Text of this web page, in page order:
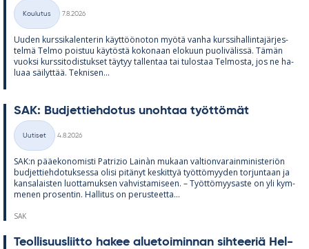
Kategoriat
Koulutus
7.8.2026
Uu­den kurs­si­ka­len­te­rin käyt­töö­no­ton myötä vanha kurs­si­hal­lin­ta­jär­jes­
telmä Telmo pois­tuu käy­töstä ko­ko­naan elo­kuun puo­li­vä­lissä. Tä­män
vuoksi kurs­si­to­dis­tuk­set täy­tyy tal­len­taa tai tu­los­taa Tel­mosta, jos ne ha­
luaa säi­lyt­tää. Tek­ni­sen...
SAK: Bud­jet­tieh­do­tus unoh­taa työt­tö­mät
Kategoriat
Uutiset
4.8.2026
SAK:n pää­e­ko­no­misti Pat­rizio Lainàn mu­kaan val­tion­va­rain­mi­nis­te­riön
bud­jet­tieh­do­tuk­sessa olisi pi­tä­nyt kes­kit­tyä työt­tö­myy­den tor­jun­taan ja
kan­sa­lais­ten luot­ta­muk­sen vah­vis­ta­mi­seen. – Työt­tö­myy­saste on yli kym­
me­nen pro­sen­tin. Hal­li­tus on pe­rus­teetta...
SAK
Teol­li­suus­liitto ha­kee alue­toi­min­nan sih­tee­riä Hel­